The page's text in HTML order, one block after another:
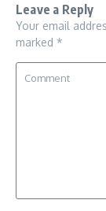
Leave a Reply
Your email
marked *